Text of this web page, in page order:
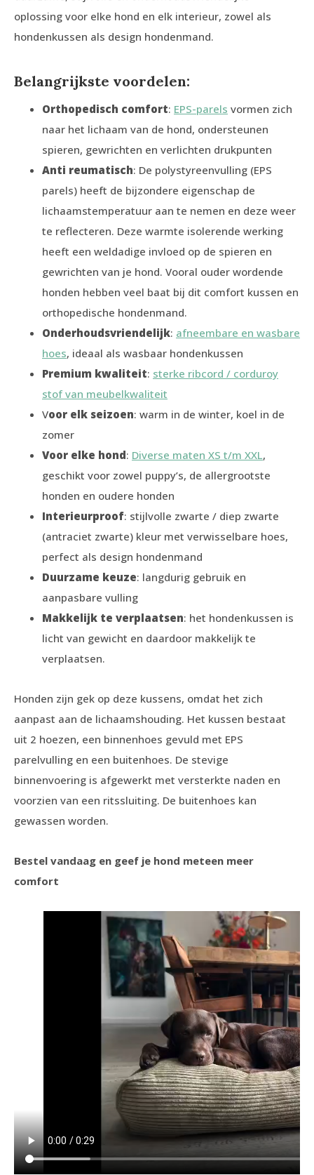
oplossing voor elke hond en elk interieur, zowel als
hondenkussen als design hondenmand.
Belangrijkste voordelen:
Orthopedisch comfort: EPS-parels vormen zich
naar het lichaam van de hond, ondersteunen
spieren, gewrichten en verlichten drukpunten
Anti reumatisch: De polystyreenvulling (EPS
parels) heeft de bijzondere eigenschap de
lichaamstemperatuur aan te nemen en deze weer
te reflecteren. Deze warmte isolerende werking
heeft een weldadige invloed op de spieren en
gewrichten van je hond. Vooral ouder wordende
honden hebben veel baat bij dit comfort kussen en
orthopedische hondenmand.
Onderhoudsvriendelijk: afneembare en wasbare
hoes, ideaal als wasbaar hondenkussen
Premium kwaliteit: sterke ribcord / corduroy
stof van meubelkwaliteit
Voor elk seizoen: warm in de winter, koel in de
zomer
Voor elke hond: Diverse maten XS t/m XXL,
geschikt voor zowel puppy’s, de allergrootste
honden en oudere honden
Interieurproof: stijlvolle zwarte / diep zwarte
(antraciet zwarte) kleur met verwisselbare hoes,
perfect als design hondenmand
Duurzame keuze: langdurig gebruik en
aanpasbare vulling
Makkelijk te verplaatsen: het hondenkussen is
licht van gewicht en daardoor makkelijk te
verplaatsen.
Honden zijn gek op deze kussens, omdat het zich
aanpast aan de lichaamshouding. Het kussen bestaat
uit 2 hoezen, een binnenhoes gevuld met EPS
parelvulling en een buitenhoes. De stevige
binnenvoering is afgewerkt met versterkte naden en
voorzien van een ritssluiting. De buitenhoes kan
gewassen worden.
Bestel vandaag en geef je hond meteen meer
comfort